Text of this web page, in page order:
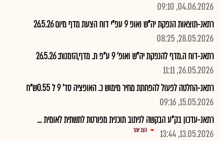
04.06.2026, 09:10
רתאנ-תוצאות הנפקת יה"ש ואופ 9 עפ"י דוח הצעת מדף מיום 26.5.26
28.05.2026, 08:25
רתאנ-דוח ה.מדף להנפקת יה"ש ואופ' 9 ע"פ ת. מדף,הזמנות: 26.5.26
26.05.2026, 11:11
רתאנ-החלטה לפעול להפחתת מחיר מימוש כ. האופציה סד' 9 ל 0.55ש"ח
15.05.2026, 09:16
רתאנ-עדכון בק"ע הבקשה לניתוב תוכנית מפורטת לתשתית לאומית ...
13.05.2026, 13:44
הצג יותר